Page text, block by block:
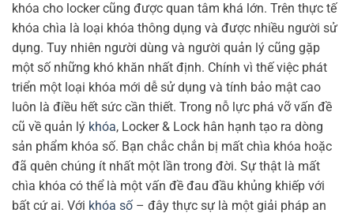
khóa cho locker cũng được quan tâm khá lớn. Trên thực tế
khóa chìa là loại khóa thông dụng và được nhiều người sử
dụng. Tuy nhiên người dùng và người quản lý cũng gặp
một số những khó khăn nhất định. Chính vì thế việc phát
triển một loại khóa mới dễ sử dụng và tính bảo mật cao
luôn là điều hết sức cần thiết. Trong nỗ lực phá vỡ vấn đề
cũ về quản lý khóa, Locker & Lock hân hạnh tạo ra dòng
sản phẩm khóa số. Bạn chắc chắn bị mất chìa khóa hoặc
đã quên chúng ít nhất một lần trong đời. Sự thật là mất
chìa khóa có thể là một vấn đề đau đầu khủng khiếp với
bất cứ ai. Với khóa số – đây thực sự là một giải pháp an